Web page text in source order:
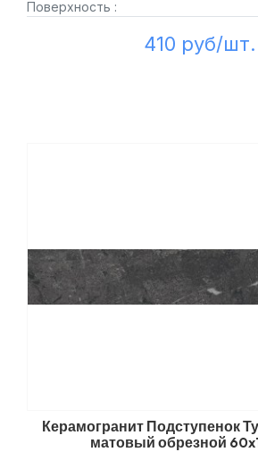
Поверхность :
410 руб/шт.
Керамогранит Подступенок
матовый обрезной